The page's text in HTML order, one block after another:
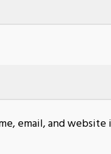
email, and